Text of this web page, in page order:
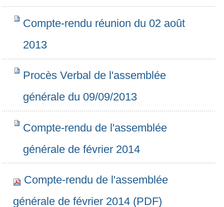
Compte-rendu réunion du 02 août
2013
Procès Verbal de l'assemblée
générale du 09/09/2013
Compte-rendu de l'assemblée
générale de février 2014
Compte-rendu de l'assemblée
générale de février 2014 (PDF)